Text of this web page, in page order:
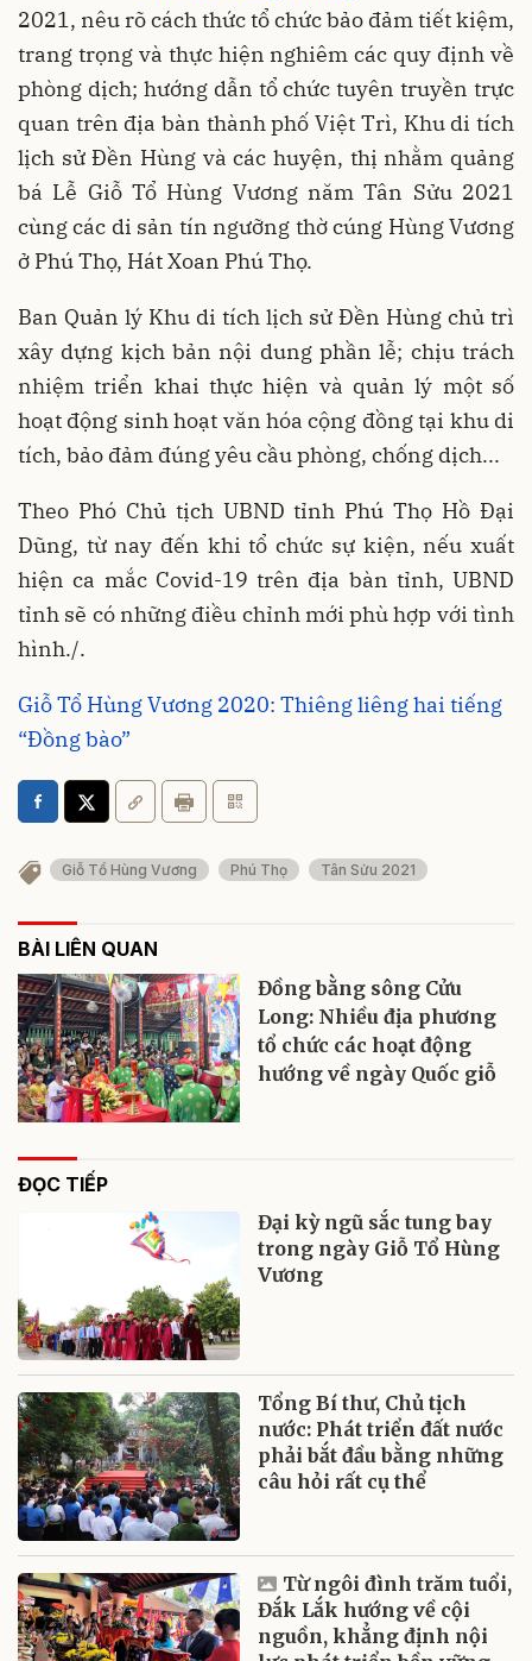
2021, nêu rõ cách thức tổ chức bảo đảm tiết kiệm,
trang trọng và thực hiện nghiêm các quy định về
phòng dịch; hướng dẫn tổ chức tuyên truyền trực
quan trên địa bàn thành phố Việt Trì, Khu di tích
lịch sử Đền Hùng và các huyện, thị nhằm quảng
bá Lễ Giỗ Tổ Hùng Vương năm Tân Sửu 2021
cùng các di sản tín ngưỡng thờ cúng Hùng Vương
ở Phú Thọ, Hát Xoan Phú Thọ.
Ban Quản lý Khu di tích lịch sử Đền Hùng chủ trì
xây dựng kịch bản nội dung phần lễ; chịu trách
nhiệm triển khai thực hiện và quản lý một số
hoạt động sinh hoạt văn hóa cộng đồng tại khu di
tích, bảo đảm đúng yêu cầu phòng, chống dịch...
Theo Phó Chủ tịch UBND tỉnh Phú Thọ Hồ Đại
Dũng, từ nay đến khi tổ chức sự kiện, nếu xuất
hiện ca mắc Covid-19 trên địa bàn tỉnh, UBND
tỉnh sẽ có những điều chỉnh mới phù hợp với tình
hình./.
Giỗ Tổ Hùng Vương 2020: Thiêng liêng hai tiếng
“Đồng bào”
Giỗ Tổ Hùng Vương Phú Thọ Tân Sửu 2021
BÀI LIÊN QUAN
Đồng bằng sông Cửu
Long: Nhiều địa phương
tổ chức các hoạt động
hướng về ngày Quốc giỗ
ĐỌC TIẾP
Đại kỳ ngũ sắc tung bay
trong ngày Giỗ Tổ Hùng
Vương
Tổng Bí thư, Chủ tịch
nước: Phát triển đất nước
phải bắt đầu bằng những
câu hỏi rất cụ thể
Từ ngôi đình trăm tuổi,
Đắk Lắk hướng về cội
nguồn, khẳng định nội